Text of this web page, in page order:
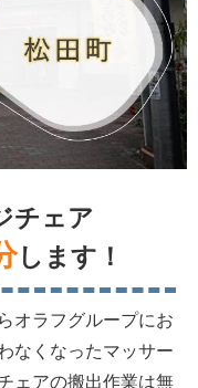
チェア
します！
オラフグループにお
なくなったマッサー
ェアの搬出作業は無